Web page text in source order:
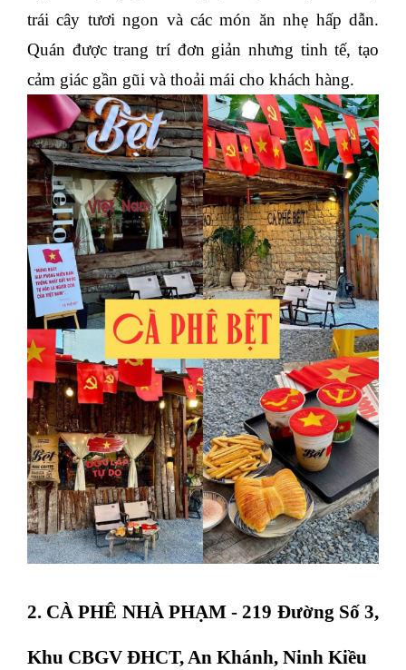
trái cây tươi ngon và các món ăn nhẹ hấp dẫn.
Quán được trang trí đơn giản nhưng tinh tế, tạo
cảm giác gần gũi và thoải mái cho khách hàng.
2. CÀ PHÊ NHÀ PHẠM - 219 Đường Số 3,
Khu CBGV ĐHCT, An Khánh, Ninh Kiều